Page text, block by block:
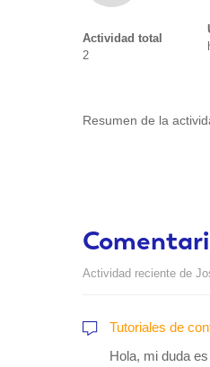
Actividad total
2
Resumen de la
Actividad reciente de
Tutoriales de
Hola, mi duda